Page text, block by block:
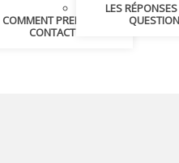
COMMENT PRENDRE
CONTACT
LES RÉPONSES